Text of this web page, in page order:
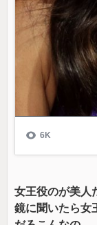
女王役のが美人
鏡に聞いたら女